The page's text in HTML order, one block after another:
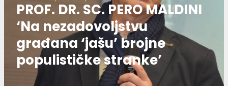
PROF. DR. SC. PERO MALDINI
‘Na nezadovoljstvu
građana ‘jašu’ brojne
populističke stranke’